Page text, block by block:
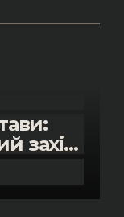
захід
Анни